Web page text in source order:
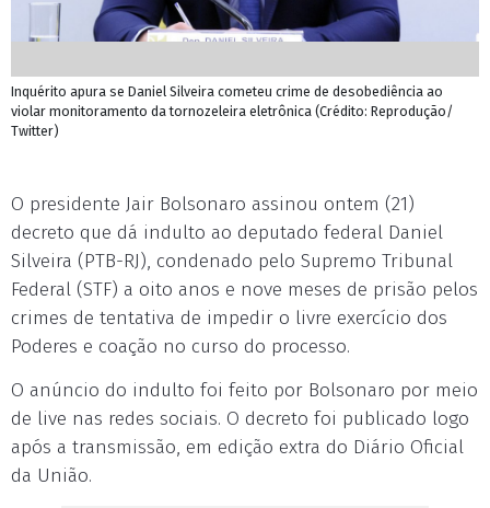
Inquérito apura se Daniel Silveira cometeu crime de desobediência ao
violar monitoramento da tornozeleira eletrônica (Crédito: Reprodução/
Twitter)
O presidente Jair Bolsonaro assinou ontem (21)
decreto que dá indulto ao deputado federal Daniel
Silveira (PTB-RJ), condenado pelo Supremo Tribunal
Federal (STF) a oito anos e nove meses de prisão pelos
crimes de tentativa de impedir o livre exercício dos
Poderes e coação no curso do processo.
O anúncio do indulto foi feito por Bolsonaro por meio
de live nas redes sociais. O decreto foi publicado logo
após a transmissão, em edição extra do Diário Oficial
da União.